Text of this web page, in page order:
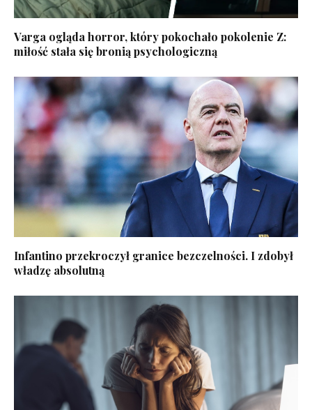
Varga ogląda horror, który pokochało pokolenie Z:
miłość stała się bronią psychologiczną
Infantino przekroczył granice bezczelności. I zdobył
władzę absolutną